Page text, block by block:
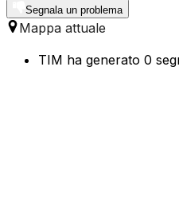
Segnala un problema
Mappa attuale
TIM ha generato 0